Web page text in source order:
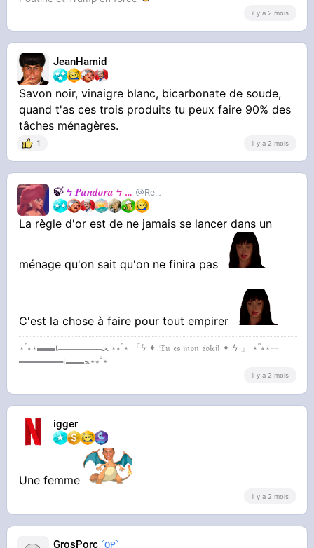
il y a 2 mois
JeanHamid
Savon noir, vinaigre blanc, bicarbonate de soude,
quand t'as ces trois produits tu peux faire 90% des
tâches ménagères.
1 il y a 2 mois
🍃 ϟ 𝑷𝒂𝒏𝒅𝒐𝒓𝒂 ϟ 🍃 RealJackie
La règle d'or est de ne jamais se lancer dans un
ménage qu'on sait qu'on ne finira pas
C'est la chose à faire pour tout empirer
⋆˚⭒⋆▬▬ι═══════ﺤ ⋆⭒˚⋆ 「ϟ ✦ 𝔗𝔲 𝔢𝔰 𝔪𝔬𝔫 𝔰𝔬𝔩𝔢𝔦𝔩 ✦ ϟ 」 ⋆˚⭒⋆--
═══════ι▬▬ﺤ⋆⭒˚⋆
il y a 2 mois
igger
Une femme
il y a 2 mois
GrosPorc